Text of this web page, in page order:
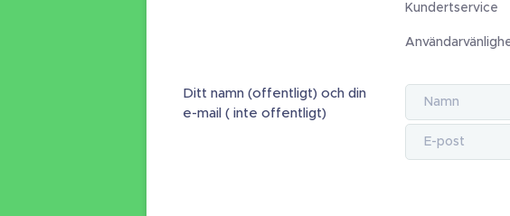
Kundertservice
Ditt namn (offentligt) och din
e-mail ( inte offentligt)